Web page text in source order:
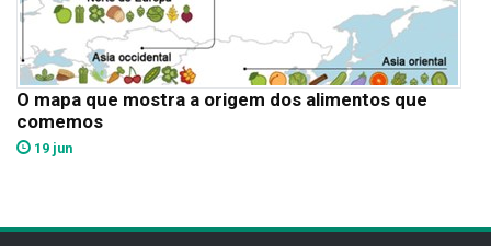
O mapa que mostra a origem dos alimentos que
comemos
19 jun